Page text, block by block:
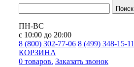
Поиск
ПН-ВС
с 10:00 до 20:00
8 (800) 302-77-06 8 (499) 348-15-11
КОРЗИНА
0 товаров. Заказать звонок